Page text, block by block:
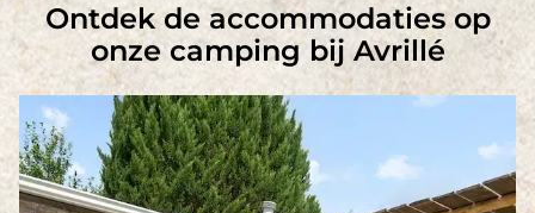
Ontdek de accommodaties op
onze camping bij Avrillé